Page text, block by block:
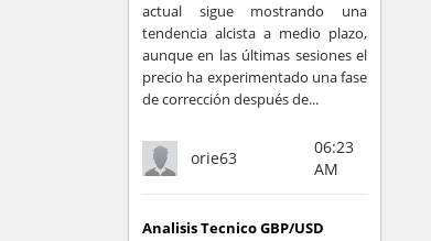
actual sigue mostrando una
tendencia alcista a medio plazo,
aunque en las últimas sesiones el
precio ha experimentado una fase
de corrección después de...
orie63
06:23
AM
Analisis Tecnico GBP/USD